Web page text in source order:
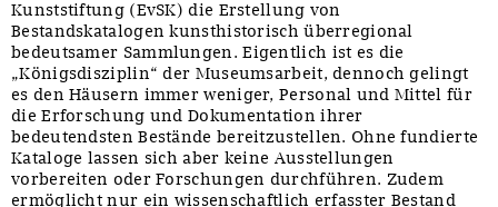
Kunststiftung (EvSK) die Erstellung von
Bestandskatalogen kunsthistorisch überregional
bedeutsamer Sammlungen. Eigentlich ist es die
„Königsdisziplin“ der Museumsarbeit, dennoch gelingt
es den Häusern immer weniger, Personal und Mittel für
die Erforschung und Dokumentation ihrer
bedeutendsten Bestände bereitzustellen. Ohne fundierte
Kataloge lassen sich aber keine Ausstellungen
vorbereiten oder Forschungen durchführen. Zudem
ermöglicht nur ein wissenschaftlich erfasster Bestand